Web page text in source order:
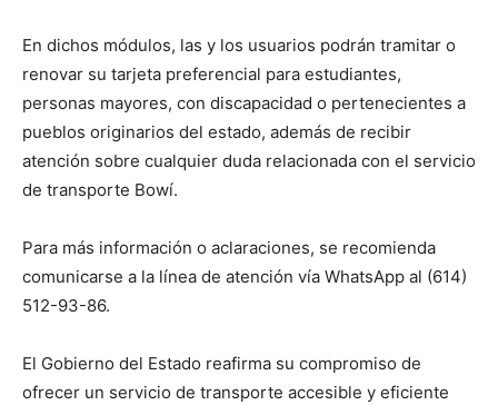
En dichos módulos, las y los usuarios podrán tramitar o
renovar su tarjeta preferencial para estudiantes,
personas mayores, con discapacidad o pertenecientes a
pueblos originarios del estado, además de recibir
atención sobre cualquier duda relacionada con el servicio
de transporte Bowí.
Para más información o aclaraciones, se recomienda
comunicarse a la línea de atención vía WhatsApp al (614)
512-93-86.
El Gobierno del Estado reafirma su compromiso de
ofrecer un servicio de transporte accesible y eficiente